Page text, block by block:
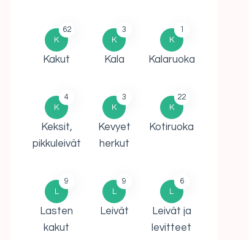
K
62
Kakut
K
3
Kala
K
1
Kalaruoka
K
4
Keksit,
pikkuleivät
K
3
Kevyet
herkut
K
22
Kotiruoka
L
9
Lasten
kakut
L
9
Leivät
L
6
Leivät ja
levitteet